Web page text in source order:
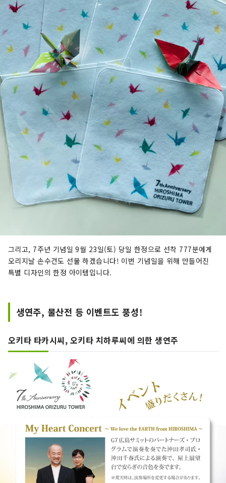
그리고, 7주년 기념일 9월 23일(토) 당일 한정으로 선착 777분에게
오리지날 손수건도 선물 하겠습니다! 이번 기념일을 위해 만들어진
특별 디자인의 한정 아이템입니다.
생연주, 물산전 등 이벤트도 풍성!
오키타 타카시씨, 오키타 치하루씨에 의한 생연주